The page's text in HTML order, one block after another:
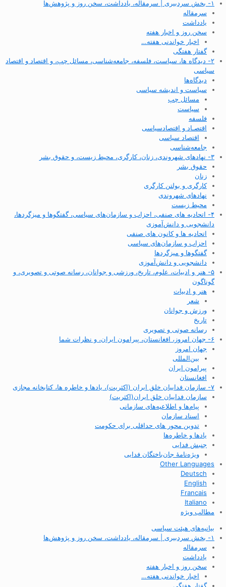
۱- بخش سردبیری | سرمقاله، یادداشت، سخن روز و پژوهش‌ها
سرمقاله
یادداشت
سخن روز و اخبار هفته
اخبار خواندنی هفته…
گفتار هفتگی
۲- دیدگاه ها، سیاست، فلسفه، جامعه‌شناسی، مسائل چپ، و اقتصاد و اقتصاد
سیاسی
دیدگاه‌ها
سیاست و اندیشه سیاسی
مسائل چپ
سیاست
فلسفه
اقتصـاد و اقتصاد‌سیاسی
اقتصاد سیاسی
جامعه‌شناسی
۳- نهادهای شهروندی، زنان، کارگری، محیط زیست، و حقوق بشر
حقوق بشر
زنان
کارگری و بولتن کارگری
نهادهای شهروندی
محیط زیست
۴- اتحادیه های صنفی، احزاب و سازمان‌های سیاسی، گفتگوها و میزگردها،
دانشجویی و دانش‌آموزی
اتحادیه ها و کانون های صنفی
احزاب و سازمان‌های سیاسی
گفتگوها و میزگردها
دانشجویی و دانش‌آموزی
۵- هنر و ادبیات، علوم، تاریخ، ورزشی و جوانان، رسانه صوتی و تصویری، و
گوناگون
هنر و ادبیات
شعر
ورزش و جوانان
تاریخ
رسانه صوتی و تصویری
۶- جهان امروز، افغانستان، پیرامون ایران، و نظرات شما
جهان امروز
بین‌المللی
پیرامون ایران
افغانستان
۷- سازمان فداییان خلق ایران (اکثریت)، یادها و خاطره ها، کتابخانه مجازی
سازمان فداییان خلق ایران(اکثریت)
پیام‌ها و اطلاعیه‌های سازمانی
اسناد سازمان
تدوین محور های حداقلی برای حکومت
یادها و خاطره‌ها
جنبش فدایی
ویژه‌نامهٔ جان‌باختگان فدایی
Other Languages
Deutsch
English
Francais
Italiano
مطالب ویژه
بیانیه‌های هیئت سیاسی
۱- بخش سردبیری | سرمقاله، یادداشت، سخن روز و پژوهش‌ها
سرمقاله
یادداشت
سخن روز و اخبار هفته
اخبار خواندنی هفته…